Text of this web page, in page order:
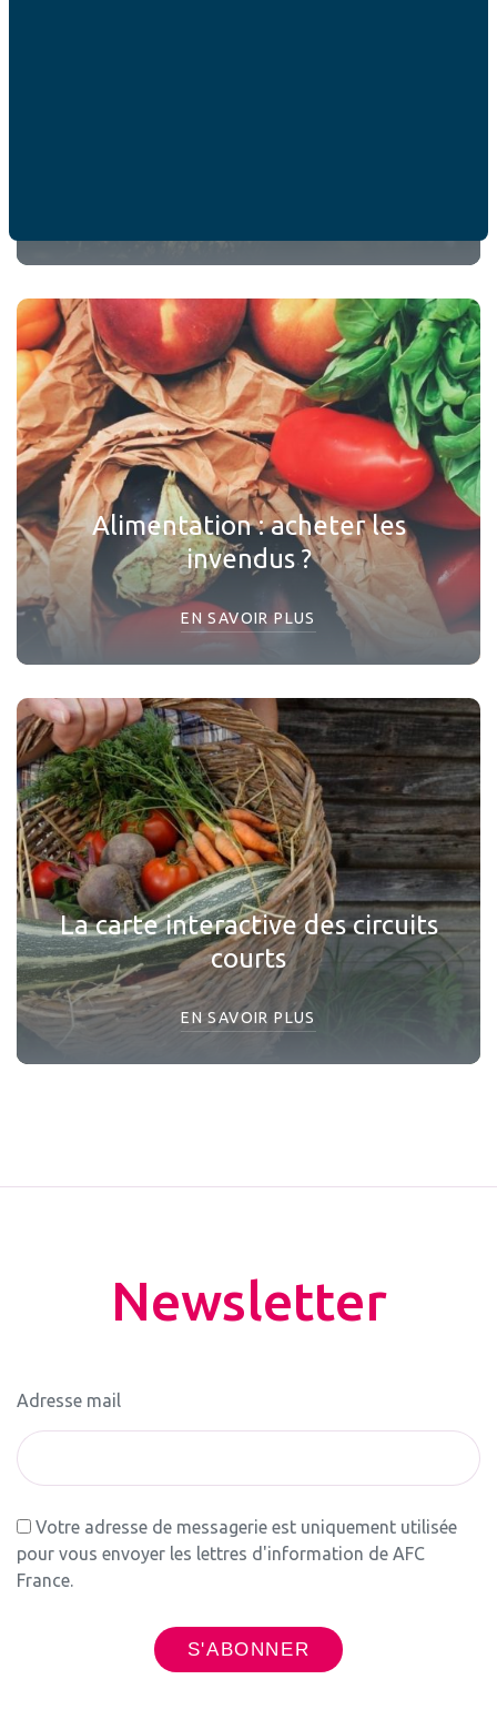
Alimentation : acheter les
invendus ?
EN SAVOIR PLUS
La carte interactive des circuits
courts
EN SAVOIR PLUS
Newsletter
Adresse mail
Votre adresse de messagerie est uniquement utilisée
pour vous envoyer les lettres d'information de AFC
France.